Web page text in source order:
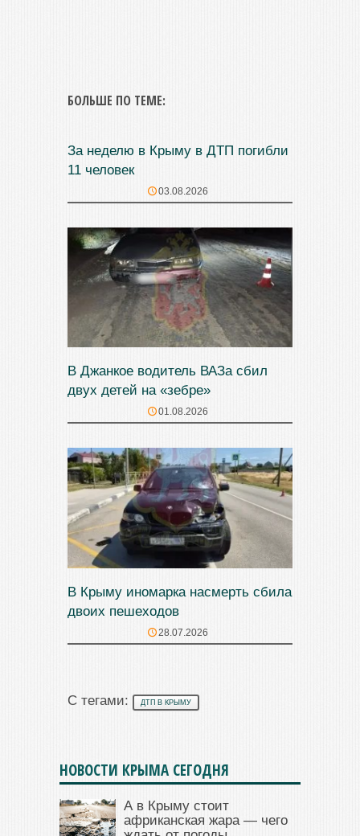
БОЛЬШЕ ПО ТЕМЕ:
За неделю в Крыму в ДТП погибли
11 человек
03.08.2026
В Джанкое водитель ВАЗа сбил
двух детей на «зебре»
01.08.2026
В Крыму иномарка насмерть сбила
двоих пешеходов
28.07.2026
С тегами: ДТП В КРЫМУ
НОВОСТИ КРЫМА СЕГОДНЯ
А в Крыму стоит
африканская жара — чего